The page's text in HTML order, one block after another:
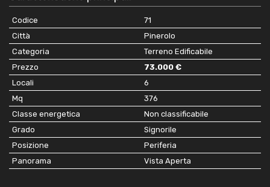
Codice
71
Città
Pinerolo
Categoria
Terreno Edificabile
Prezzo
73.000 €
Locali
6
Mq
376
Classe energetica
Non classificabile
Grado
Signorile
Posizione
Periferia
Panorama
Vista Aperta